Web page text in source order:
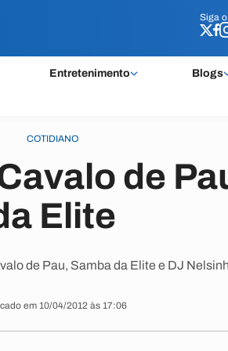
Siga o
Entretenimento Blogs
Siga o
COTIDIANO
de
Elite
de Pau, Samba da Elite e DJ
em 10/04/2012 às 17:06